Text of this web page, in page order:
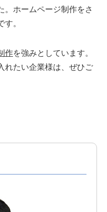
。ホームページ制作をさ
。
作を強みとしています。
れたい企業様は、ぜひご